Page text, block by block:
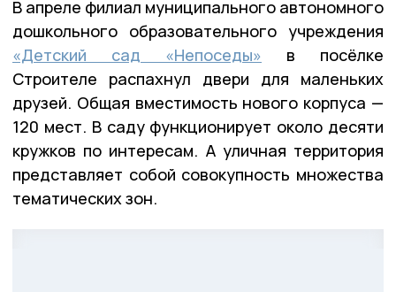
В апреле филиал муниципального автономного
дошкольного образовательного учреждения
«Детский сад «Непоседы» в посёлке
Строителе распахнул двери для маленьких
друзей. Общая вместимость нового корпуса —
120 мест. В саду функционирует около десяти
кружков по интересам. А уличная территория
представляет собой совокупность множества
тематических зон.